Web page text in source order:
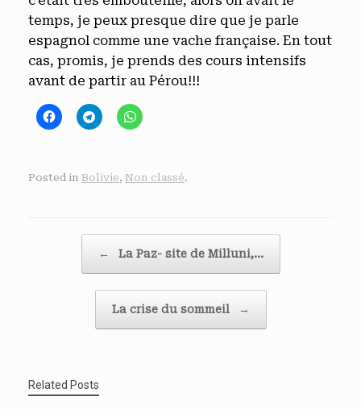
temps, je peux presque dire que je parle
espagnol comme une vache française. En tout
cas, promis, je prends des cours intensifs
avant de partir au Pérou!!!
Posted in Bolivie, Non classé.
← La Paz- site de Milluni,…
La crise du sommeil →
Related Posts